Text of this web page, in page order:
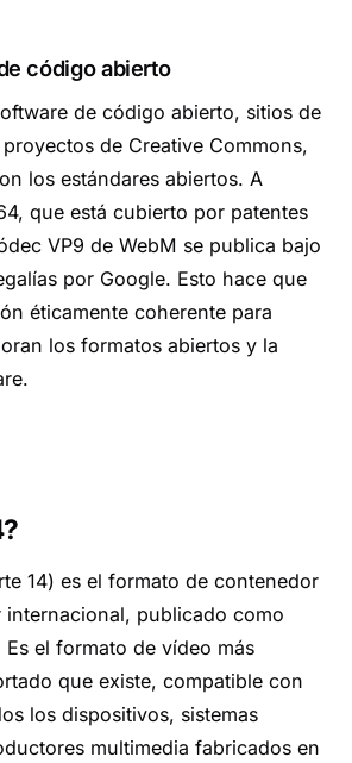
código abierto
de código abierto, sitios de
de Creative Commons,
los estándares abiertos. A
que está cubierto por patentes
VP9 de WebM se publica bajo
por Google. Esto hace que
éticamente coherente para
los formatos abiertos y la
14) es el formato de contenedor
internacional, publicado como
Es el formato de vídeo más
que existe, compatible con
los dispositivos, sistemas
multimedia fabricados en